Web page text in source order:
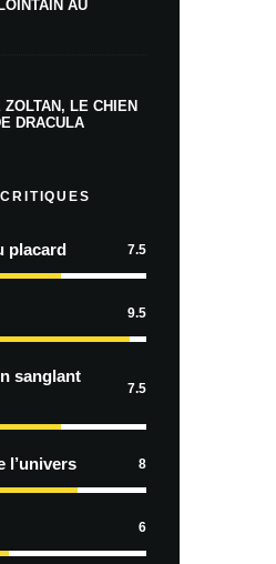
AU
ZOLTAN, LE CHIEN
DRACULA
placard 7.5
9.5
sanglant
7.5
l’univers 8
6